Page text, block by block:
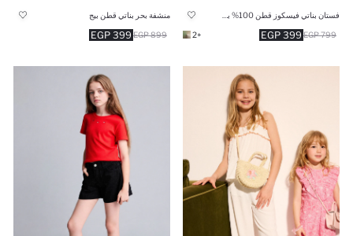
399 EGP 799 EGP
+2
منشفة بحر بناتي قطن بيج
399 EGP 899 EGP